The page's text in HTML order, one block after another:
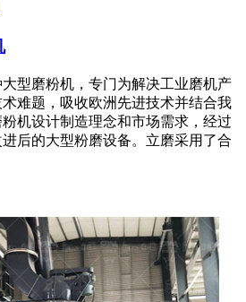
型磨粉机，专门为解决工业磨机产
难题，吸收欧洲先进技术并结合我
机设计制造理念和市场需求，经过
后的大型粉磨设备。立磨采用了合